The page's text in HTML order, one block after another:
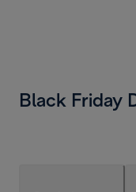
Black Friday